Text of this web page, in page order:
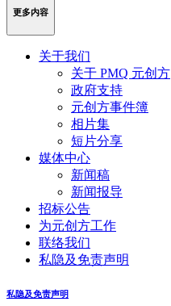
更多内容
关于我们
关于 PMQ 元创方
政府支持
元创方事件簿
相片集
短片分享
媒体中心
新闻稿
新闻报导
招标公告
为元创方工作
联络我们
私隐及免责声明
私隐及免责声明